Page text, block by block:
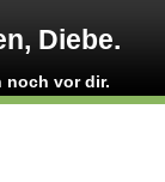
Diebe.
noch vor dir.